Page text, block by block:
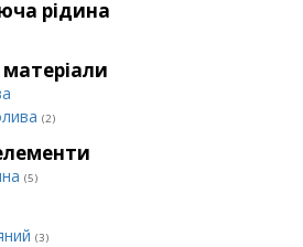
рідина
(2)
(5)
(3)